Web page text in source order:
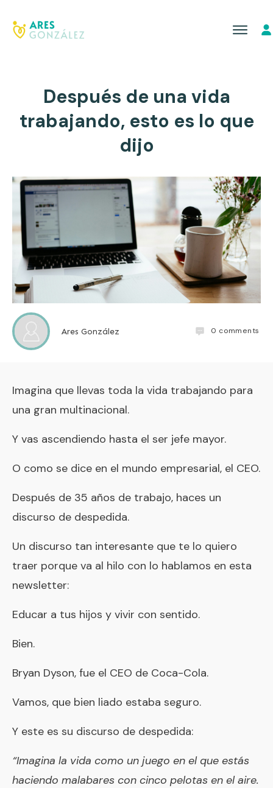
Después de una vida
trabajando, esto es lo que
dijo
Ares González 0 comments
Imagina que llevas toda la vida trabajando para
una gran multinacional.
Y vas ascendiendo hasta el ser jefe mayor.
O como se dice en el mundo empresarial, el CEO.
Después de 35 años de trabajo, haces un
discurso de despedida.
Un discurso tan interesante que te lo quiero
traer porque va al hilo con lo hablamos en esta
newsletter:
Educar a tus hijos y vivir con sentido.
Bien.
Bryan Dyson, fue el CEO de Coca-Cola.
Vamos, que bien liado estaba seguro.
Y este es su discurso de despedida:
“Imagina la vida como un juego en el que estás
haciendo malabares con cinco pelotas en el aire.